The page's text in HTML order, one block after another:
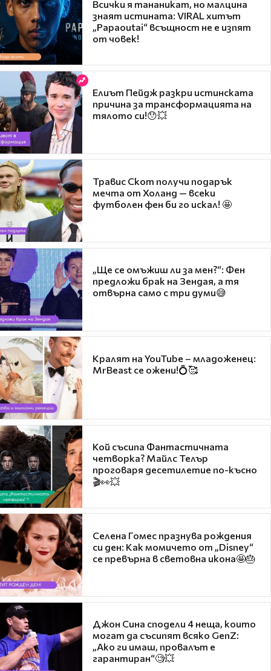
Всички я тананикат, но малцина
знаят истината: VIRAL хитът
„Papaoutai“ всъщност не е изпят
от човек!
Елиът Пейдж разкри истинската
причина за трансформацията на
тялото си!😯💥
Травис Скот получи подарък
мечта от Холанд — всеки
футболен фен би го искал! 🤩
„Ще се омъжиш ли за мен?“: Фен
предложи брак на Зендая, а тя
отвърна само с три думи😅
Кралят на YouTube – младоженец:
MrBeast се ожени!💍🥰
Кой съсипа Фантастичната
четворка? Майлс Телър
проговаря десетилетие по-късно
🎬👀💥
Селена Гомес празнува рождения
си ден: Как момичето от „Disney“
се превърна в световна икона🤩🎂
Джон Сина сподели 4 неща, които
могат да съсипят всяко GenZ:
„Ако ги имаш, провалът е
гарантиран“🧐💥